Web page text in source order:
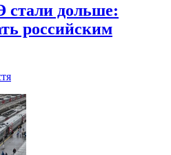
дольше:
российским